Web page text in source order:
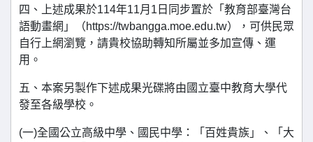
四、上述成果於114年11月1日同步置於「教育部臺灣台
語動畫網」（https://twbangga.moe.edu.tw），可供民眾
自行上網瀏覽，請貴校協助轉知所屬並多加宣傳、運
用。
五、本案另製作下述成果光碟將由國立臺中教育大學代
發至各級學校。
(一)全國公立高級中學、國民中學：「百姓貴族」、「大